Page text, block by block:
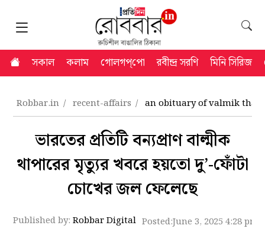
সকাল কলাম গোলগপ্‌পো রবীন্দ্র সরণি মিনি সিরিজ
Robbar.in recent-affairs an obituary of valmik
ভারতের প্রতিটি বন্যপ্রাণ বাল্মীক
থাপারের মৃত্যুর খবরে হয়তো দু’-ফোঁটা
চোখের জল ফেলেছে
Published by:Robbar Digital Posted:June 3, 2025 4:28 pm